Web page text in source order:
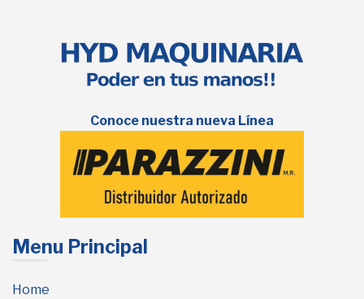
Conoce nuestra nueva Línea
Menu Principal
Home